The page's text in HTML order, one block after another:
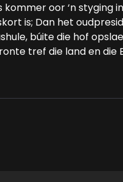
oor ‘n styging
is; Dan het
búite die hof
tref die land en die